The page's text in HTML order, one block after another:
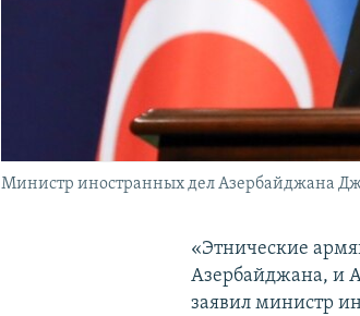
Министр иностранных дел Азербайджана
«Этнические
Азербайджана, и
заявил министр